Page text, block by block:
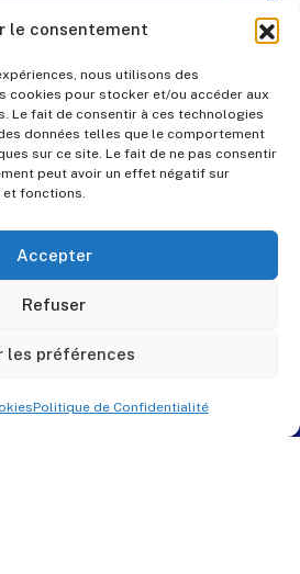
le consentement
nous utilisons des
cookies pour stocker et/ou accéder aux
Le fait de consentir à ces technologies
données telles que le comportement
sur ce site. Le fait de ne pas consentir
peut avoir un effet négatif sur
et fonctions.
Accepter
Refuser
les préférences
Politique de Confidentialité